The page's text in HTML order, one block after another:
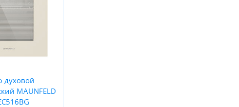
духовой
MAUNFELD